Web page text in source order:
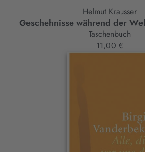
Helmut Krausser
Geschehnisse während der
Taschenbuch
11,00 €